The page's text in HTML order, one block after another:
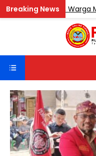
Sentosa, Warga Minta